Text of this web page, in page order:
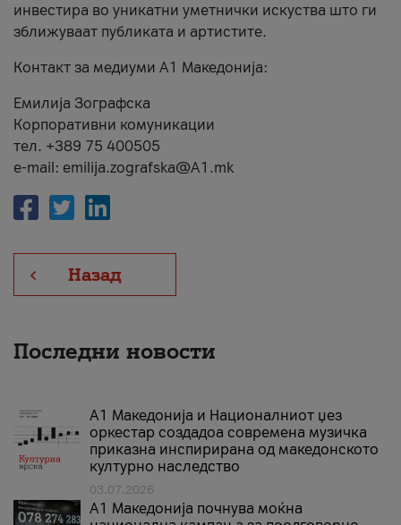
инвестира во уникатни уметнички искуства што ги
зближуваат публиката и артистите.
Контакт за медиуми А1 Македонија:
Емилија Зографска
Корпоративни комуникации
тел. +389 75 400505
e-mail: emilija.zografska@A1.mk
Назад
Последни новости
А1 Македонија и Националниот џез
оркестар создадоа современа музичка
приказна инспирирана од македонското
културно наследство
03.07.2026
A1 Македонија почнува моќна